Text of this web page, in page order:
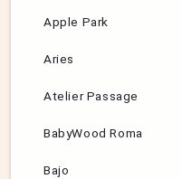
Apple Park
Aries
Atelier Passage
BabyWood Roma
Bajo